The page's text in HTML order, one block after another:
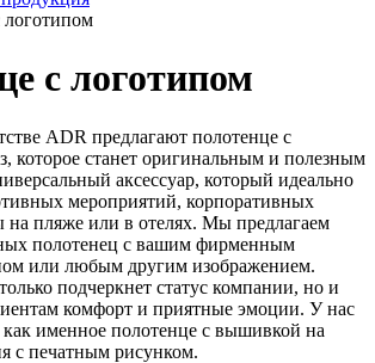
с логотипом
ADR предлагают полотенце с
которое станет оригинальным и полезным
аксессуар, который идеально
мероприятий, корпоративных
на пляже или в отелях. Мы предлагаем
полотенец с вашим фирменным
или любым другим изображением.
подчеркнет статус компании, но и
комфорт и приятные эмоции. У нас
именное полотенце с вышивкой на
с печатным рисунком.